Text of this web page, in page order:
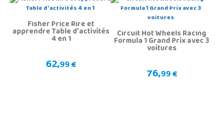
Fisher Price Rire et
apprendre Table d'activités
4 en 1
62,99 €
Circuit Hot Wheels Racing
Formula 1 Grand Prix avec 3
voitures
76,99 €